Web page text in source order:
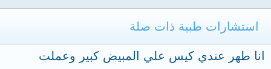
استشارات طبية ذات صلة
انا طهر عندي كيس علي المبيض كبير وعملت